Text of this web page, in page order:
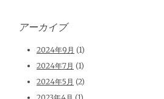
アーカイブ
2024年9月 (1)
2024年7月 (1)
2024年5月 (2)